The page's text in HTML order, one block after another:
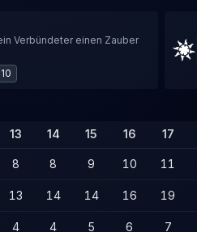
Verbündeter einen Zauber
13 14 15 16 17
8 8 9 10 11
13 14 14 16 19
4 4 5 6 7